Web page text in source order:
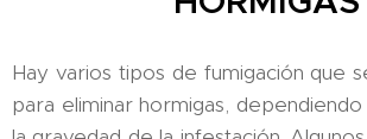
Hay varios tipos de fumigación que
para eliminar hormigas,